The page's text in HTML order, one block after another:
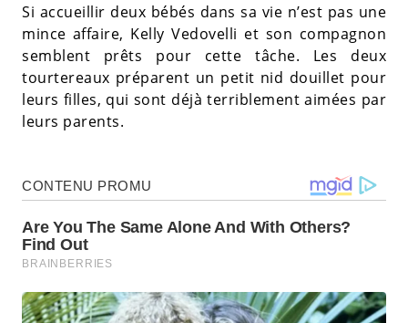
Si accueillir deux bébés dans sa vie n’est pas une
mince affaire, Kelly Vedovelli et son compagnon
semblent prêts pour cette tâche. Les deux
tourtereaux préparent un petit nid douillet pour
leurs filles, qui sont déjà terriblement aimées par
leurs parents.